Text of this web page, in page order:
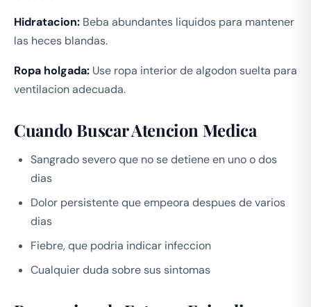
Hidratacion: Beba abundantes liquidos para mantener
las heces blandas.
Ropa holgada: Use ropa interior de algodon suelta para
ventilacion adecuada.
Cuando Buscar Atencion Medica
Sangrado severo que no se detiene en uno o dos
dias
Dolor persistente que empeora despues de varios
dias
Fiebre, que podria indicar infeccion
Cualquier duda sobre sus sintomas